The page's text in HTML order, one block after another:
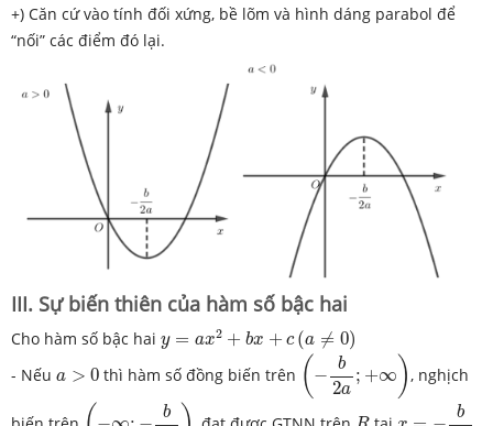
+) Căn cứ vào tính đối xứng, bề lõm và hình dáng parabol để
“nối” các điểm đó lại.
III. Sự biến thiên của hàm số bậc hai
Cho hàm số bậc hai y = ax2 + bx + c (a ≠ 0)
+ b + a 0)
- Nếu a > 0
a >0 thì hàm số đồng biến trên ( −
b
2a
; +∞ )
(− b 2a;
, nghịch
b
− )
R b
x a